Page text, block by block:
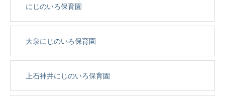
にじのいろ保育園
大泉にじのいろ保育園
上石神井にじのいろ保育園